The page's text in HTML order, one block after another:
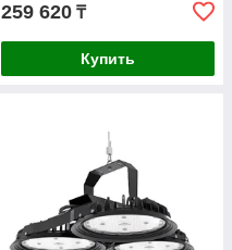
259 620 ₸
Купить